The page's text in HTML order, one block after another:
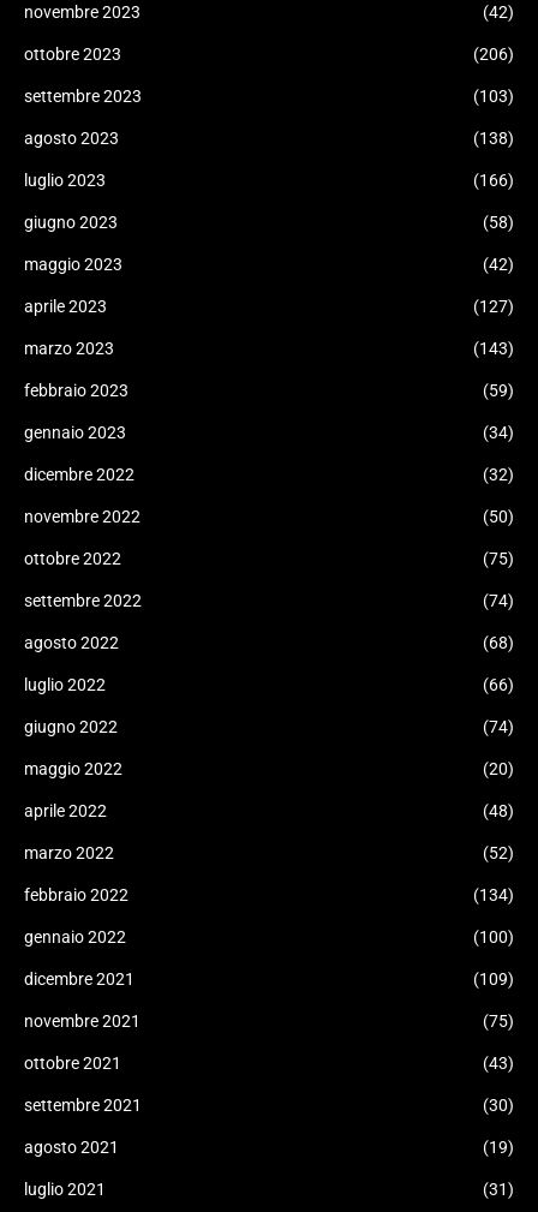
novembre 2023 (42)
ottobre 2023 (206)
settembre 2023 (103)
agosto 2023 (138)
luglio 2023 (166)
giugno 2023 (58)
maggio 2023 (42)
aprile 2023 (127)
marzo 2023 (143)
febbraio 2023 (59)
gennaio 2023 (34)
dicembre 2022 (32)
novembre 2022 (50)
ottobre 2022 (75)
settembre 2022 (74)
agosto 2022 (68)
luglio 2022 (66)
giugno 2022 (74)
maggio 2022 (20)
aprile 2022 (48)
marzo 2022 (52)
febbraio 2022 (134)
gennaio 2022 (100)
dicembre 2021 (109)
novembre 2021 (75)
ottobre 2021 (43)
settembre 2021 (30)
agosto 2021 (19)
luglio 2021 (31)